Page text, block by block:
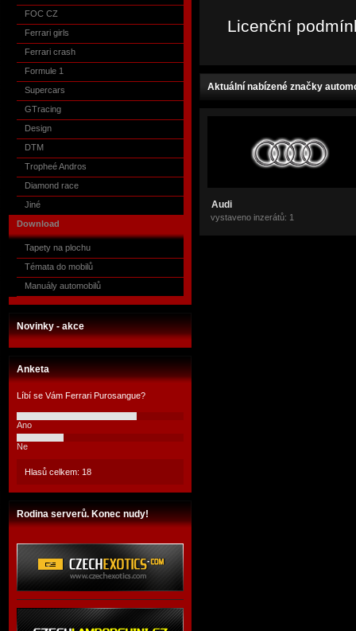
FOC CZ
Ferrari girls
Ferrari crash
Formule 1
Supercars
GTracing
Design
DTM
Tropheé Andros
Diamond race
Jiné
Download
Tapety na plochu
Témata do mobilů
Manuály automobilů
Novinky - akce
Anketa
Líbí se Vám Ferrari Purosangue?
Ano
Ne
Hlasů celkem: 18
Rodina serverů. Konec nudy!
Licenční
Aktuální nabízené značky
Audi
vystaveno inzerátů: 1